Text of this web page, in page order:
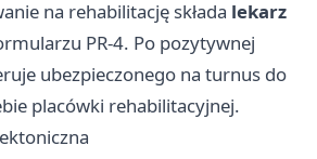
na rehabilitację składa lekarz
PR-4. Po pozytywnej
ubezpieczonego na turnus do
placówki rehabilitacyjnej.